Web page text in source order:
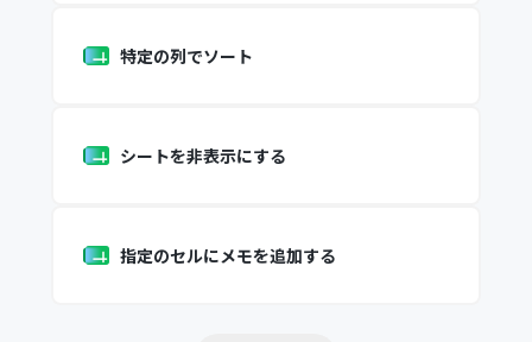
特定の列でソート
シートを非表示にする
指定のセルにメモを追加する